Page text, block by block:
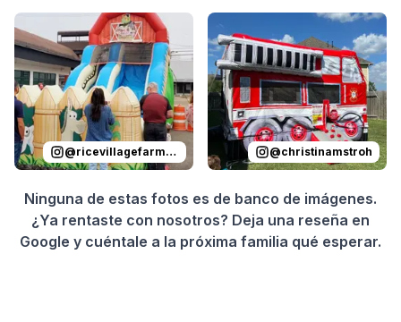
Reviewed onInstagram by ricevillagefarmersmarket:
@ricevillagefarmersmarket
Reviewed on Instagramby
@christinamstroh
Ninguna de estas fotos es de banco de imágenes.
¿Ya rentaste con nosotros? Deja una reseña en
Google y cuéntale a la próxima familia qué esperar.